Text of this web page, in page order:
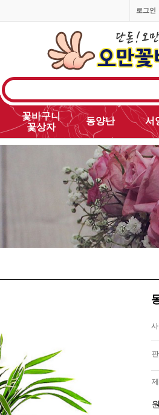
로그인
꽃바구니
꽃상자
동양난 서